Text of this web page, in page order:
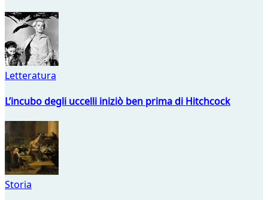
Letteratura
L’incubo degli uccelli iniziò ben prima di Hitchcock
Storia